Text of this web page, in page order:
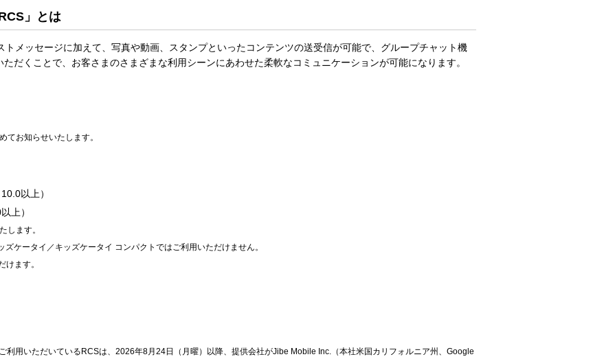
」とは
トメッセージに加えて、写真や動画、スタンプといったコンテンツの送受信が可能で、グループチャット機
だくことで、お客さまのさまざまな利用シーンにあわせた柔軟なコミュニケーションが可能になります。
てお知らせいたします。
10.0以上）
上）
します。
ケータイ／キッズケータイ コンパクトではご利用いただけません。
けます。
利用いただいているRCSは、2026年8月24日（月曜）以降、提供会社がJibe Mobile Inc.（本社米国カリフォルニア州、Google